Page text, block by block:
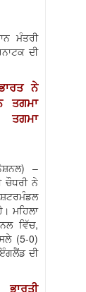
ਮੰਤਰੀ
ਦੀ
ਨੇ
ਤਗਮਾ
ਤਗਮਾ
–
ਚੌਧਰੀ ਨੇ
ਮਹਿਲਾ
ਵਿੱਚ,
(5-0)
ਦੀ